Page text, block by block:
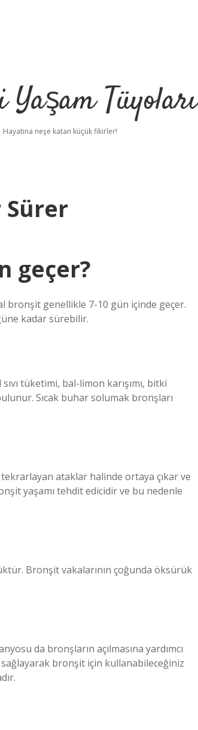
Yaşam Tüyoları
Hayatına neşe katan küçük fikirler!
Sürer
geçer?
bronşit genellikle 7-10 gün içinde geçer.
kadar sürebilir.
tüketimi, bal-limon karışımı, bitki
Sıcak buhar solumak bronşları
ataklar halinde ortaya çıkar ve
yaşamı tehdit edicidir ve bu nedenle
Bronşit vakalarının çoğunda öksürük
da bronşların açılmasına yardımcı
bronşit için kullanabileceğiniz